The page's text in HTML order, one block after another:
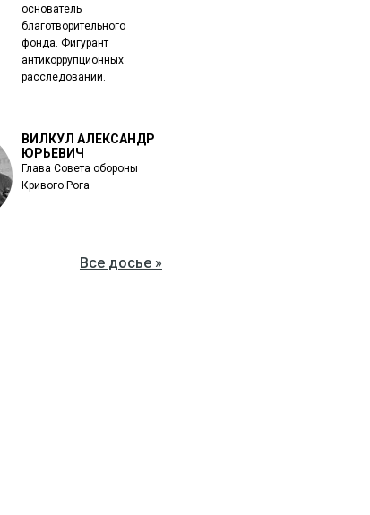
основатель
благотворительного
фонда. Фигурант
антикоррупционных
расследований.
ВИЛКУЛ АЛЕКСАНДР
ЮРЬЕВИЧ
Глава Совета обороны
Кривого Рога
Все досье »